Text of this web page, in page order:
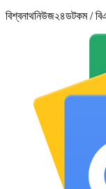
বিশ্বনাথনিউজ২৪ডটকম /